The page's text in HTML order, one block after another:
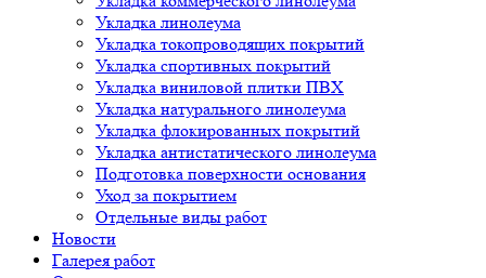
Укладка линолеума
Укладка токопроводящих покрытий
Укладка спортивных покрытий
Укладка виниловой плитки ПВХ
Укладка натурального линолеума
Укладка флокированных покрытий
Укладка антистатического линолеума
Подготовка поверхности основания
Уход за покрытием
Отдельные виды работ
Новости
Галерея работ